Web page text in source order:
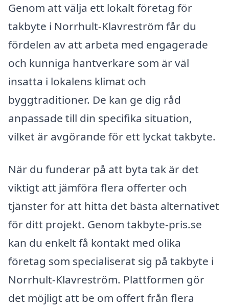
Genom att välja ett lokalt företag för
takbyte i Norrhult-Klavreström får du
fördelen av att arbeta med engagerade
och kunniga hantverkare som är väl
insatta i lokalens klimat och
byggtraditioner. De kan ge dig råd
anpassade till din specifika situation,
vilket är avgörande för ett lyckat takbyte.
När du funderar på att byta tak är det
viktigt att jämföra flera offerter och
tjänster för att hitta det bästa alternativet
för ditt projekt. Genom takbyte-pris.se
kan du enkelt få kontakt med olika
företag som specialiserat sig på takbyte i
Norrhult-Klavreström. Plattformen gör
det möjligt att be om offert från flera